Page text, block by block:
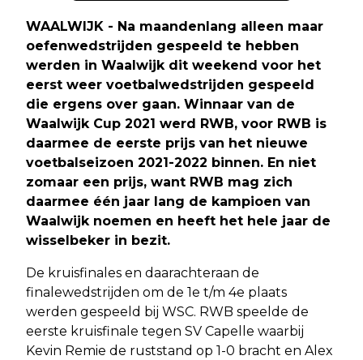
WAALWIJK - Na maandenlang alleen maar
oefenwedstrijden gespeeld te hebben
werden in Waalwijk dit weekend voor het
eerst weer voetbalwedstrijden gespeeld
die ergens over gaan. Winnaar van de
Waalwijk Cup 2021 werd RWB, voor RWB is
daarmee de eerste prijs van het nieuwe
voetbalseizoen 2021-2022 binnen. En niet
zomaar een prijs, want RWB mag zich
daarmee één jaar lang de kampioen van
Waalwijk noemen en heeft het hele jaar de
wisselbeker in bezit.
De kruisfinales en daarachteraan de
finalewedstrijden om de 1e t/m 4e plaats
werden gespeeld bij WSC. RWB speelde de
eerste kruisfinale tegen SV Capelle waarbij
Kevin Remie de ruststand op 1-0 bracht en Alex